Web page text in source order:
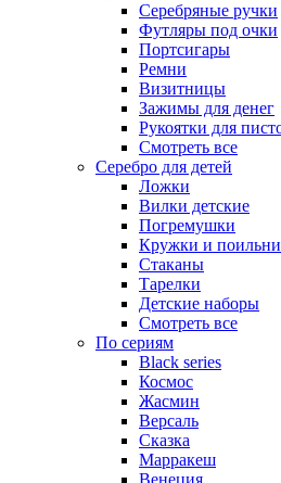
Серебряные ручки
Футляры под очки
Портсигары
Ремни
Визитницы
Зажимы для денег
Рукоятки для
Смотреть все
Серебро для детей
Ложки
Вилки детские
Погремушки
Кружки и
Стаканы
Тарелки
Детские наборы
Смотреть все
По сериям
Black series
Космос
Жасмин
Версаль
Сказка
Марракеш
Венеция